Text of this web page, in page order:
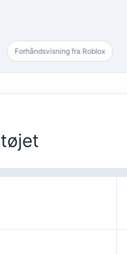
Forhåndsvisning fra Roblox